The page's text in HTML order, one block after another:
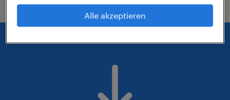
Alle akzeptieren